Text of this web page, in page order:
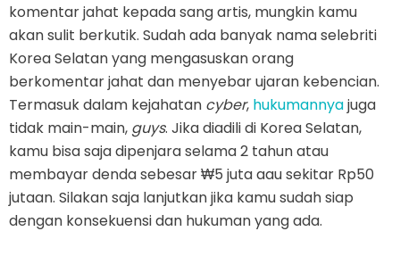
komentar jahat kepada sang artis, mungkin kamu
akan sulit berkutik. Sudah ada banyak nama selebriti
Korea Selatan yang mengasuskan orang
berkomentar jahat dan menyebar ujaran kebencian.
Termasuk dalam kejahatan cyber, hukumannyajuga
tidak main-main, guys. Jika diadili di Korea Selatan,
kamu bisa saja dipenjara selama 2 tahun atau
membayar denda sebesar ₩5 juta aau sekitar Rp50
jutaan. Silakan saja lanjutkan jika kamu sudah siap
dengan konsekuensi dan hukuman yang ada.